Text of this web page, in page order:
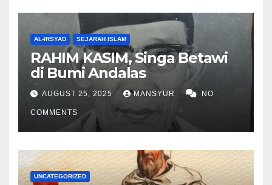
AL-IRSYAD SEJARAH ISLAM
RAHIM KASIM, Singa Betawi
di Bumi Andalas
AUGUST 25, 2025 MANSYUR NO
COMMENTS
UNCATEGORIZED